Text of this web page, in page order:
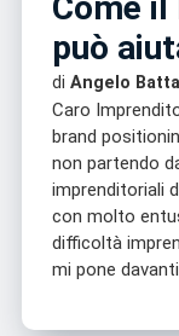
può
di Angelo
Caro
brand
non partendo
imprenditoriali
con molto
difficoltà
mi pone